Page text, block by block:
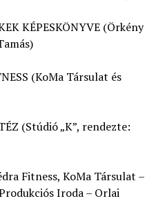
KÉPESKÖNYVE (Örkény
(KoMa Társulat és
(Stúdió „K”, rendezte:
Fitness, KoMa Társulat –
Iroda – Orlai